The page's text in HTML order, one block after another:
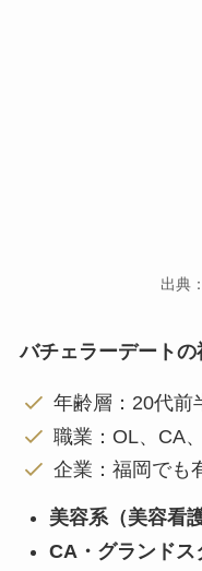
出典
バチェラーデート
年齢層：20代前
職業：OL、CA
企業：福岡でも
美容系（美容看
CA・グランドス